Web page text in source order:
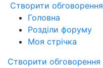
Створити обговорення
Головна
Розділи форуму
Моя стрічка
Створити обговорення